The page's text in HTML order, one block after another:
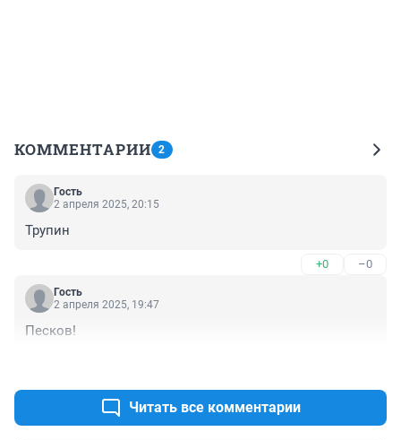
КОММЕНТАРИИ 2
Гость
2 апреля 2025, 20:15
Трупин
+0 –0
Гость
2 апреля 2025, 19:47
Песков!
Читать все комментарии